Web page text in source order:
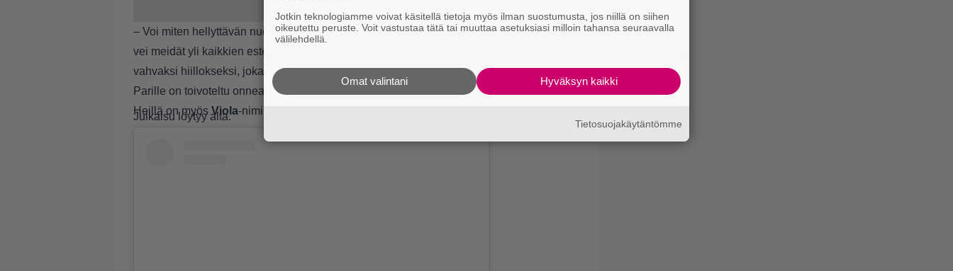
– Voi miten hellyttävän nuoria ja onnellisia oltiin. Rakkaus oli kaiken kattava voima, joka
vei meidät yli kaikkien esteiden. Palava rakkaus on vuosien saatossa jalostunut
vahvaksi hiillokseksi, joka lämmittää päivästä toiseen, toteaa Helena.
Parille on toivoteltu onnea ja hyvää juhannusta. Heillä on kaksi lasta,Anton Emil
Heillä on myös Viola-niminen lapsenlapsi.
Julkaisu löytyy alta.
Jotkin teknologiamme voivat käsitellä tietoja myös ilman suostumusta, jos niillä on siihen
oikeutettu peruste. Voit vastustaa tätä tai muuttaa asetuksiasi milloin tahansa seuraavalla
välilehdellä.
Hyväksyn kaikki
Omat valintani
Tietosuojakäytäntömme